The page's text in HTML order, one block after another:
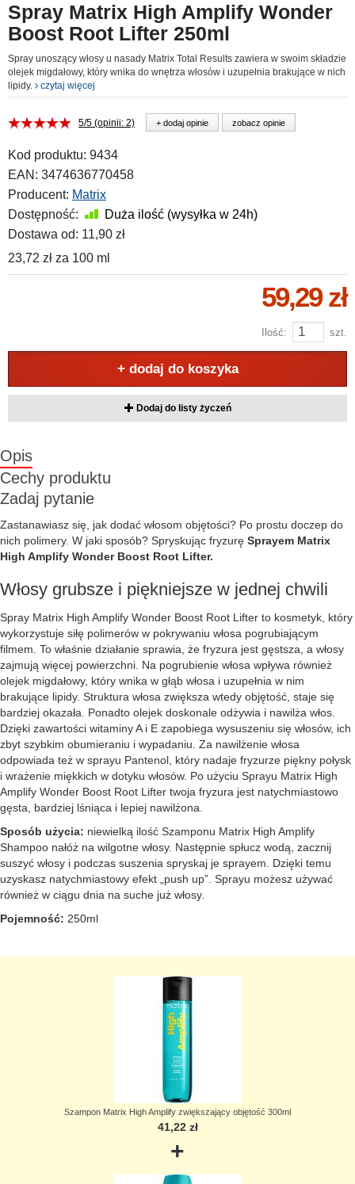
Spray Matrix High Amplify Wonder
Boost Root Lifter 250ml
Spray unoszący włosy u nasady Matrix Total Results zawiera w swoim składzie
olejek migdałowy, który wnika do wnętrza włosów i uzupełnia brakujące w nich
lipidy.
czytaj więcej
5/5 (opinii: 2) + dodaj opinie zobacz opinie
Kod produktu: 9434
EAN: 3474636770458
Producent: Matrix
Dostępność:
Duża ilość (wysyłka w 24h)
Dostawa od: 11,90 zł
23,72 zł za 100 ml
59,29 zł
Ilość: szt.
+ dodaj do koszyka
Dodaj do listy życzeń
Opis
Cechy produktu
Zadaj pytanie
Zastanawiasz się, jak dodać włosom objętości? Po prostu doczep do
nich polimery. W jaki sposób? Spryskując fryzurę Sprayem Matrix
High Amplify Wonder Boost Root Lifter.
Włosy grubsze i piękniejsze w jednej chwili
Spray Matrix High Amplify Wonder Boost Root Lifter to kosmetyk, który
wykorzystuje siłę polimerów w pokrywaniu włosa pogrubiającym
filmem. To właśnie działanie sprawia, że fryzura jest gęstsza, a włosy
zajmują więcej powierzchni. Na pogrubienie włosa wpływa również
olejek migdałowy, który wnika w głąb włosa i uzupełnia w nim
brakujące lipidy. Struktura włosa zwiększa wtedy objętość, staje się
bardziej okazała. Ponadto olejek doskonale odżywia i nawilża włos.
Dzięki zawartości witaminy A i E zapobiega wysuszeniu się włosów, ich
zbyt szybkim obumieraniu i wypadaniu. Za nawilżenie włosa
odpowiada też w sprayu Pantenol, który nadaje fryzurze piękny połysk
i wrażenie miękkich w dotyku włosów. Po użyciu Sprayu Matrix High
Amplify Wonder Boost Root Lifter twoja fryzura jest natychmiastowo
gęsta, bardziej lśniąca i lepiej nawilżona.
Sposób użycia: niewielką ilość Szamponu Matrix High Amplify
Shampoo nałóż na wilgotne włosy. Następnie spłucz wodą, zacznij
suszyć włosy i podczas suszenia spryskaj je sprayem. Dzięki temu
uzyskasz natychmiastowy efekt „push up”. Sprayu możesz używać
również w ciągu dnia na suche już włosy.
Pojemność: 250ml
+
Szampon Matrix High Amplify zwiększający objętość 300ml
41,22 zł